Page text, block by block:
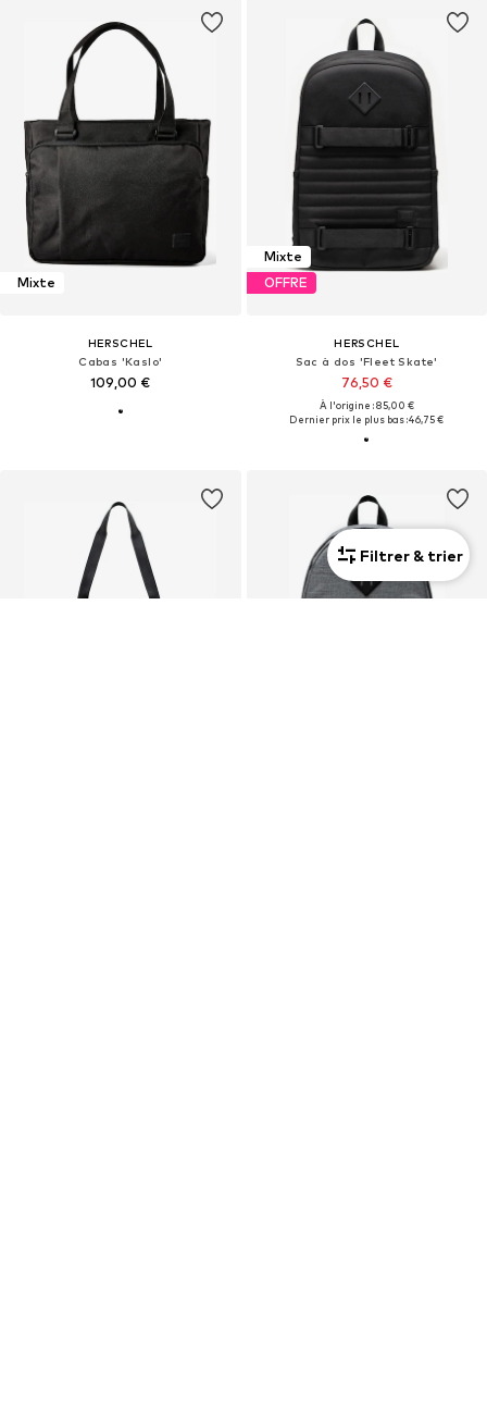
Mixte
HERSCHEL
Cabas 'Kaslo'
109,00 €
Mixte
OFFRE
HERSCHEL
Sac à dos 'Fleet Skate'
76,50 €
À l'origine : 85,00 €
Dernier prix le plus bas :46,75 €
Filtrer & trier